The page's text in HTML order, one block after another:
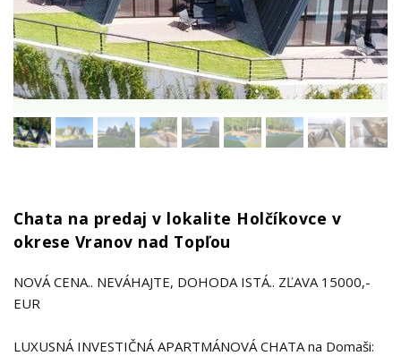
Chata na predaj v lokalite Holčíkovce v
okrese Vranov nad Topľou
NOVÁ CENA.. NEVÁHAJTE, DOHODA ISTÁ.. ZĽAVA 15000,-
EUR
LUXUSNÁ INVESTIČNÁ APARTMÁNOVÁ CHATA na Domaši: